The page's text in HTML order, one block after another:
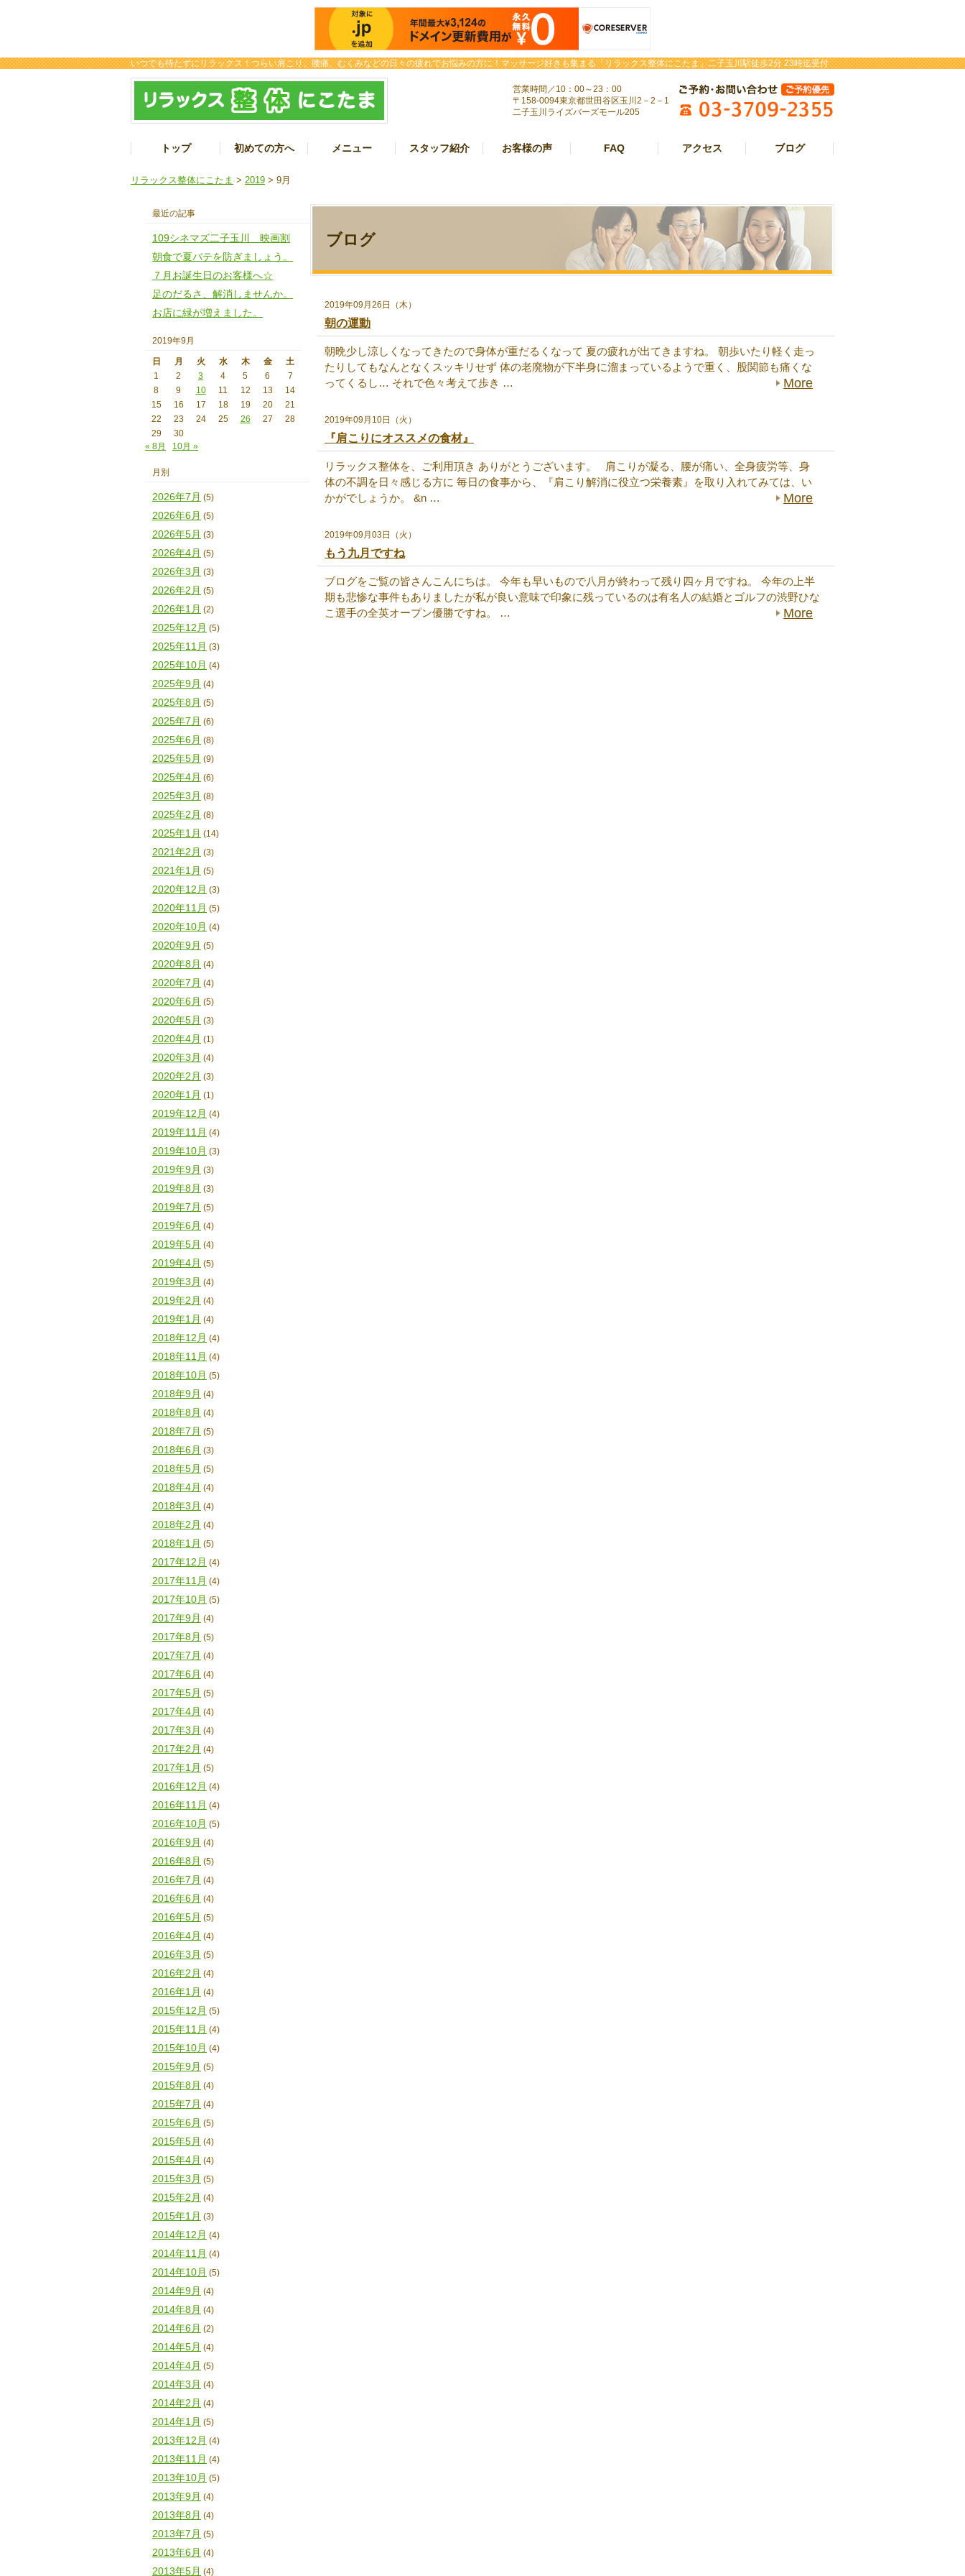
いつでも待たずにリラックス！つらい肩こり、腰痛、むくみなどの日々の疲れでお悩みの方に！マッサージ好きも集まる「リラックス整体にこたま」二子玉川駅徒歩2分 23時迄受付
営業時間／10：00～23：00
〒158-0094東京都世田谷区玉川2－2－1
二子玉川ライズバーズモール205
トップ 初めての方へ メニュー スタッフ紹介 お客様の声 FAQ アクセス ブログ
リラックス整体にこたま > 2019 > 9月
ブログ
2019年09月26日（木）
朝の運動
朝晩少し涼しくなってきたので身体が重だるくなって 夏の疲れが出てきますね。 朝歩いたり軽く走っ
たりしてもなんとなくスッキリせず 体の老廃物が下半身に溜まっているようで重く、股関節も痛くな
ってくるし… それで色々考えて歩き …
More
2019年09月10日（火）
『肩こりにオススメの食材』
リラックス整体を、ご利用頂き ありがとうございます。 肩こりが凝る、腰が痛い、全身疲労等、身
体の不調を日々感じる方に 毎日の食事から、『肩こり解消に役立つ栄養素』を取り入れてみては、い
かがでしょうか。 &n …
More
2019年09月03日（火）
もう九月ですね
ブログをご覧の皆さんこんにちは。 今年も早いもので八月が終わって残り四ヶ月ですね。 今年の上半
期も悲惨な事件もありましたが私が良い意味で印象に残っているのは有名人の結婚とゴルフの渋野ひな
こ選手の全英オープン優勝ですね。 …
More
最近の記事
109シネマズ二子玉川 映画割
朝食で夏バテを防ぎましょう。
７月お誕生日のお客様へ☆
足のだるさ、解消しませんか。
お店に緑が増えました。
2019年9月
日 月 火 水 木 金
土
1
2 3 4 5 6
7
8
9 10 11 12 13
14
15
16 17 18 19 20
21
22
23 24 25 26 27
28
29
30
« 8月
10月 »
月別
2026年7月 (5)
2026年6月 (5)
2026年5月 (3)
2026年4月 (5)
2026年3月 (3)
2026年2月 (5)
2026年1月 (2)
2025年12月 (5)
2025年11月 (3)
2025年10月 (4)
2025年9月 (4)
2025年8月 (5)
2025年7月 (6)
2025年6月 (8)
2025年5月 (9)
2025年4月 (6)
2025年3月 (8)
2025年2月 (8)
2025年1月 (14)
2021年2月 (3)
2021年1月 (5)
2020年12月 (3)
2020年11月 (5)
2020年10月 (4)
2020年9月 (5)
2020年8月 (4)
2020年7月 (4)
2020年6月 (5)
2020年5月 (3)
2020年4月 (1)
2020年3月 (4)
2020年2月 (3)
2020年1月 (1)
2019年12月 (4)
2019年11月 (4)
2019年10月 (3)
2019年9月 (3)
2019年8月 (3)
2019年7月 (5)
2019年6月 (4)
2019年5月 (4)
2019年4月 (5)
2019年3月 (4)
2019年2月 (4)
2019年1月 (4)
2018年12月 (4)
2018年11月 (4)
2018年10月 (5)
2018年9月 (4)
2018年8月 (4)
2018年7月 (5)
2018年6月 (3)
2018年5月 (5)
2018年4月 (4)
2018年3月 (4)
2018年2月 (4)
2018年1月 (5)
2017年12月 (4)
2017年11月 (4)
2017年10月 (5)
2017年9月 (4)
2017年8月 (5)
2017年7月 (4)
2017年6月 (4)
2017年5月 (5)
2017年4月 (4)
2017年3月 (4)
2017年2月 (4)
2017年1月 (5)
2016年12月 (4)
2016年11月 (4)
2016年10月 (5)
2016年9月 (4)
2016年8月 (5)
2016年7月 (4)
2016年6月 (4)
2016年5月 (5)
2016年4月 (4)
2016年3月 (5)
2016年2月 (4)
2016年1月 (4)
2015年12月 (5)
2015年11月 (4)
2015年10月 (4)
2015年9月 (5)
2015年8月 (4)
2015年7月 (4)
2015年6月 (5)
2015年5月 (4)
2015年4月 (4)
2015年3月 (5)
2015年2月 (4)
2015年1月 (3)
2014年12月 (4)
2014年11月 (4)
2014年10月 (5)
2014年9月 (4)
2014年8月 (4)
2014年6月 (2)
2014年5月 (4)
2014年4月 (5)
2014年3月 (4)
2014年2月 (4)
2014年1月 (5)
2013年12月 (4)
2013年11月 (4)
2013年10月 (5)
2013年9月 (4)
2013年8月 (4)
2013年7月 (5)
2013年6月 (4)
2013年5月 (4)